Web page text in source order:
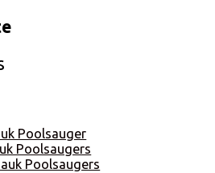
Poolsauger
Poolsaugers
Poolsaugers